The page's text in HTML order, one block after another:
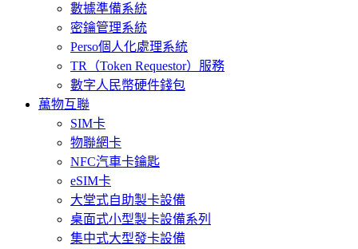
數據準備系統
密鑰管理系統
Perso個人化處理系統
TR（Token Requestor）服務
數字人民幣硬件錢包
萬物互聯
SIM卡
物聯網卡
NFC汽車卡鑰匙
eSIM卡
大堂式自助製卡設備
桌面式小型製卡設備系列
集中式大型發卡設備